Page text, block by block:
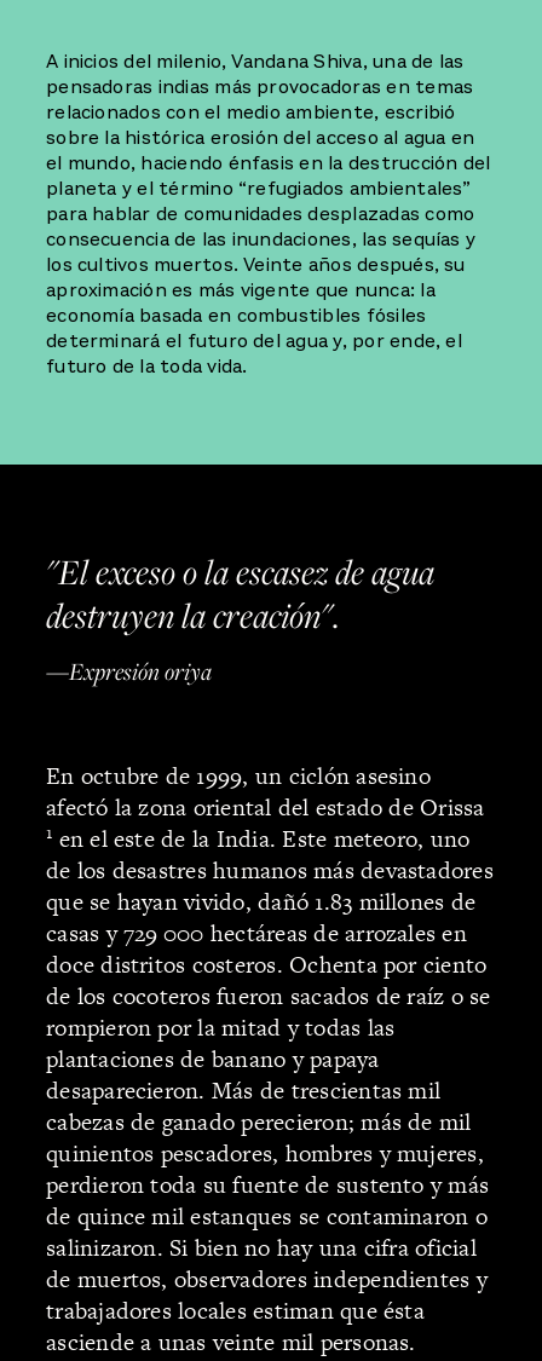
A inicios del milenio, Vandana Shiva, una de las
pensadoras indias más provocadoras en temas
relacionados con el medio ambiente, escribió
sobre la histórica erosión del acceso al agua en
el mundo, haciendo énfasis en la destrucción del
planeta y el término “refugiados ambientales”
para hablar de comunidades desplazadas como
consecuencia de las inundaciones, las sequías y
los cultivos muertos. Veinte años después, su
aproximación es más vigente que nunca: la
economía basada en combustibles fósiles
determinará el futuro del agua y, por ende, el
futuro de la toda vida.
"El exceso o la escasez de agua
destruyen la creación".
—Expresión oriya
En octubre de 1999, un ciclón asesino
afectó la zona oriental del estado de Orissa
1 en el este de la India. Este meteoro, uno
de los desastres humanos más devastadores
que se hayan vivido, dañó 1.83 millones de
casas y 729 000 hectáreas de arrozales en
doce distritos costeros. Ochenta por ciento
de los cocoteros fueron sacados de raíz o se
rompieron por la mitad y todas las
plantaciones de banano y papaya
desaparecieron. Más de trescientas mil
cabezas de ganado perecieron; más de mil
quinientos pescadores, hombres y mujeres,
perdieron toda su fuente de sustento y más
de quince mil estanques se contaminaron o
salinizaron. Si bien no hay una cifra oficial
de muertos, observadores independientes y
trabajadores locales estiman que ésta
asciende a unas veinte mil personas.